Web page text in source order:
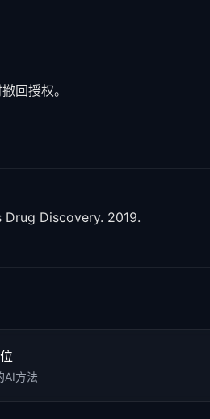
回授权。
Discovery. 2019.
AI方法